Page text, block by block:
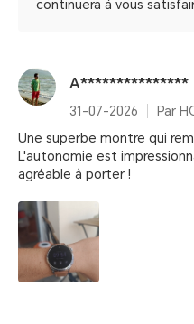
continuera à vous
A***************
31-07-2026
Une superbe montre qui
L'autonomie est
agréable à porter !